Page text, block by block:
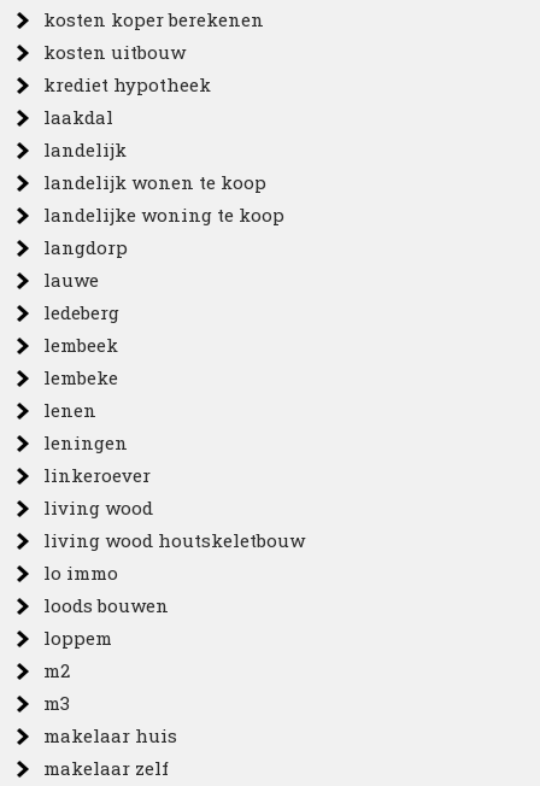
kosten koper berekenen
kosten uitbouw
krediet hypotheek
laakdal
landelijk
landelijk wonen te koop
landelijke woning te koop
langdorp
lauwe
ledeberg
lembeek
lembeke
lenen
leningen
linkeroever
living wood
living wood houtskeletbouw
lo immo
loods bouwen
loppem
m2
m3
makelaar huis
makelaar zelf